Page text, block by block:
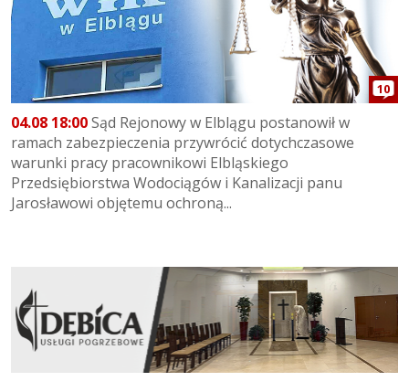
10
04.08 18:00Sąd Rejonowy w Elblągu postanowił w
ramach zabezpieczenia przywrócić dotychczasowe
warunki pracy pracownikowi Elbląskiego
Przedsiębiorstwa Wodociągów i Kanalizacji panu
Jarosławowi objętemu ochroną...